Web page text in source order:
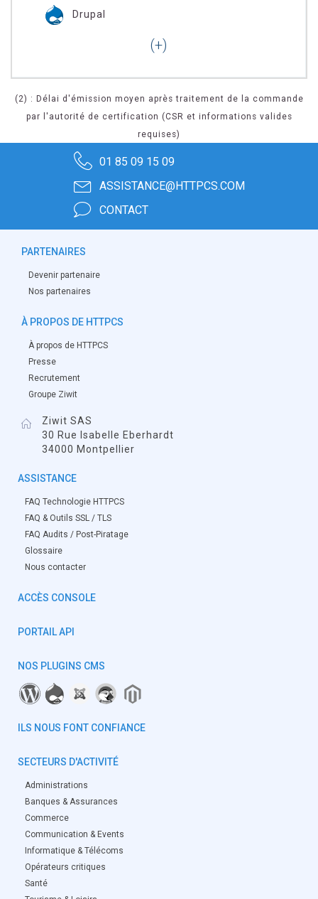
Drupal
(2) : Délai d'émission moyen après traitement de la commande
par l'autorité de certification (CSR et informations valides
requises)
01 85 09 15 09
ASSISTANCE@HTTPCS.COM
CONTACT
PARTENAIRES
Devenir partenaire
Nos partenaires
À PROPOS DE HTTPCS
À propos de HTTPCS
Presse
Recrutement
Groupe Ziwit
Ziwit SAS
30 Rue Isabelle Eberhardt
34000 Montpellier
ASSISTANCE
FAQ Technologie HTTPCS
FAQ & Outils SSL / TLS
FAQ Audits / Post-Piratage
Glossaire
Nous contacter
ACCÈS CONSOLE
PORTAIL API
NOS PLUGINS CMS
ILS NOUS FONT CONFIANCE
SECTEURS D'ACTIVITÉ
Administrations
Banques & Assurances
Commerce
Communication & Events
Informatique & Télécoms
Opérateurs critiques
Santé